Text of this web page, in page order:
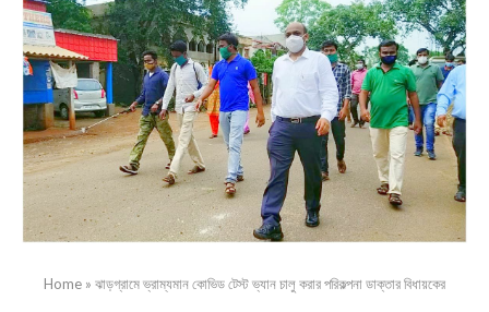
Home » ঝাড়গ্রামে ভ্রাম্যমান কোভিড টেস্ট ভ্যান চালু করার পরিকল্পনা ডাক্তার বিধায়কের